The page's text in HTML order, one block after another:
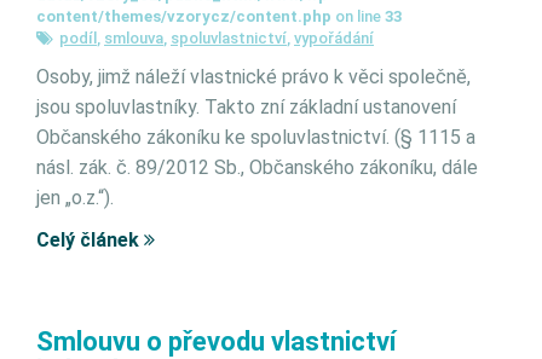
content/themes/vzorycz/content.php on line 33
podíl , smlouva, spoluvlastnictví, vypořádání
Osoby, jimž náleží vlastnické právo k věci společně,
jsou spoluvlastníky. Takto zní základní ustanovení
Občanského zákoníku ke spoluvlastnictví. (§ 1115 a
násl. zák. č. 89/2012 Sb., Občanského zákoníku, dále
jen „o.z.“).
Celý článek
Smlouvu o převodu vlastnictví